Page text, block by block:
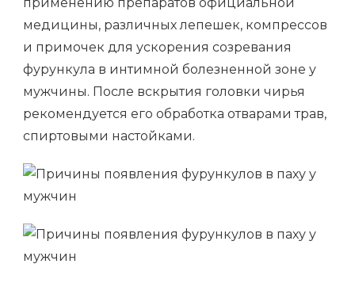
медицины, различных лепешек, компрессов
и примочек для ускорения созревания
фурункула в интимной болезненной зоне у
мужчины. После вскрытия головки чирья
рекомендуется его обработка отварами трав,
спиртовыми настойками.